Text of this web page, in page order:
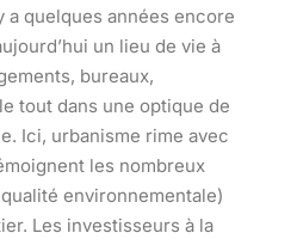
a quelques années encore
un lieu de vie à
bureaux,
tout dans une optique de
Ici, urbanisme rime avec
les nombreux
environnementale)
Les investisseurs à la